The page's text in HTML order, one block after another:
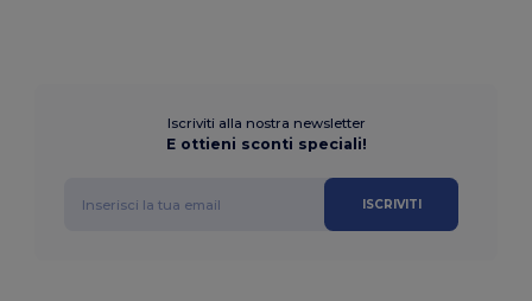
Iscriviti alla nostra newsletter
E ottieni sconti speciali!
ISCRIVITI